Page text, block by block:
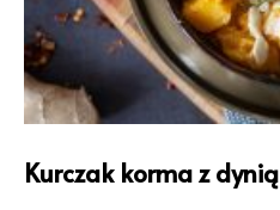
Kurczak korma z dynią